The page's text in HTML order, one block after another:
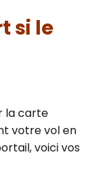
si le
la carte
votre vol en
voici vos